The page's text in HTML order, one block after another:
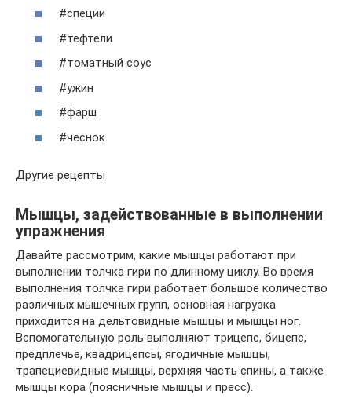
#специи
#тефтели
#томатный соус
#ужин
#фарш
#чеснок
Другие рецепты
Мышцы, задействованные в выполнении
упражнения
Давайте рассмотрим, какие мышцы работают при
выполнении толчка гири по длинному циклу. Во время
выполнения толчка гири работает большое количество
различных мышечных групп, основная нагрузка
приходится на дельтовидные мышцы и мышцы ног.
Вспомогательную роль выполняют трицепс, бицепс,
предплечье, квадрицепсы, ягодичные мышцы,
трапециевидные мышцы, верхняя часть спины, а также
мышцы кора (поясничные мышцы и пресс).